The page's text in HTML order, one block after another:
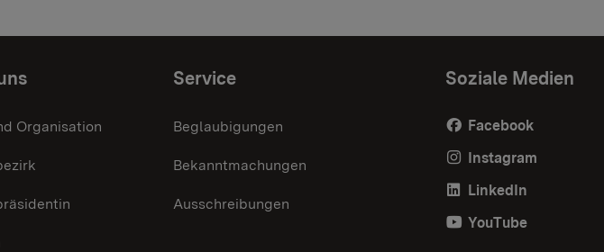
Organisation
Service
Beglaubigungen
Bekanntmachungen
Ausschreibungen
Soziale Medien
Facebook
Instagram
LinkedIn
YouTube